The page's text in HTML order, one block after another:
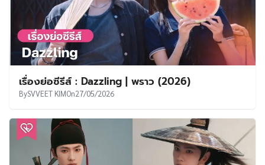
เรื่องย่อซีรีส์ : Dazzling | พราว (2026)
BySVVEET KIMOn27/05/2026